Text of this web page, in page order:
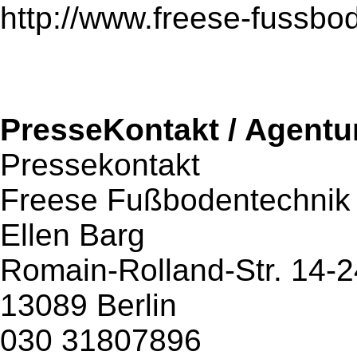
http://www.freese-
PresseKontakt /
Pressekontakt
Freese
Ellen Barg
Romain-Rolland-Str. 14-
13089 Berlin
030 31807896